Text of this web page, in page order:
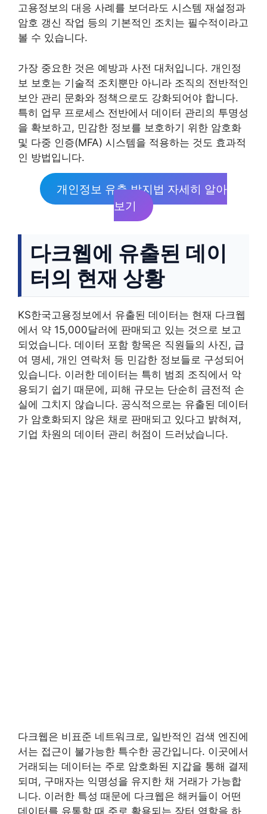
고용정보의 대응 사례를 보더라도 시스템 재설정과
암호 갱신 작업 등의 기본적인 조치는 필수적이라고
볼 수 있습니다.
가장 중요한 것은 예방과 사전 대처입니다. 개인정
보 보호는 기술적 조치뿐만 아니라 조직의 전반적인
보안 관리 문화와 정책으로도 강화되어야 합니다.
특히 업무 프로세스 전반에서 데이터 관리의 투명성
을 확보하고, 민감한 정보를 보호하기 위한 암호화
및 다중 인증(MFA) 시스템을 적용하는 것도 효과적
인 방법입니다.
개인정보 유출 방지법 자세히 알아
보기
다크웹에 유출된 데이
터의 현재 상황
KS한국고용정보에서 유출된 데이터는 현재 다크웹
에서 약 15,000달러에 판매되고 있는 것으로 보고
되었습니다. 데이터 포함 항목은 직원들의 사진, 급
여 명세, 개인 연락처 등 민감한 정보들로 구성되어
있습니다. 이러한 데이터는 특히 범죄 조직에서 악
용되기 쉽기 때문에, 피해 규모는 단순히 금전적 손
실에 그치지 않습니다. 공식적으로는 유출된 데이터
가 암호화되지 않은 채로 판매되고 있다고 밝혀져,
기업 차원의 데이터 관리 허점이 드러났습니다.
다크웹은 비표준 네트워크로, 일반적인 검색 엔진에
서는 접근이 불가능한 특수한 공간입니다. 이곳에서
거래되는 데이터는 주로 암호화된 지갑을 통해 결제
되며, 구매자는 익명성을 유지한 채 거래가 가능합
니다. 이러한 특성 때문에 다크웹은 해커들이 어떤
데이터를 유통할 때 주로 활용되는 장터 역할을 하